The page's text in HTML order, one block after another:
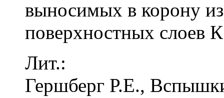
выносимых в корону
поверхностных слоев
Лит.:
Гершберг Р.Е.,